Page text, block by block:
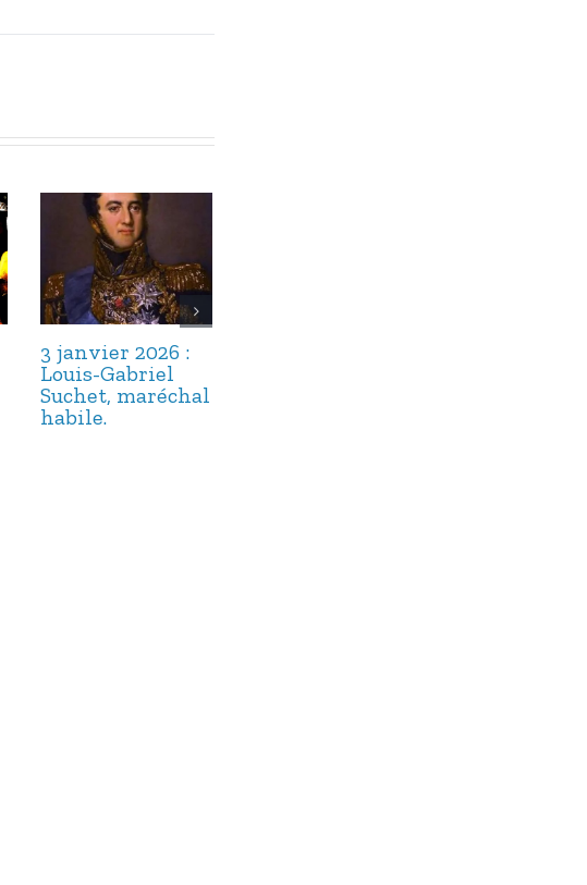
3 janvier 2026 :
Louis-Gabriel
Suchet, maréchal
habile.